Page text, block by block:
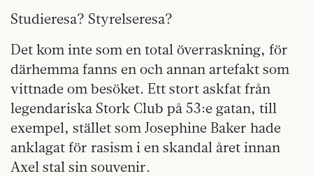
Studieresa? Styrelseresa?
Det kom inte som en total överraskning, för
därhemma fanns en och annan artefakt som
vittnade om besöket. Ett stort askfat från
legendariska Stork Club på 53:e gatan, till
exempel, stället som Josephine Baker hade
anklagat för rasism i en skandal året innan
Axel stal sin souvenir.